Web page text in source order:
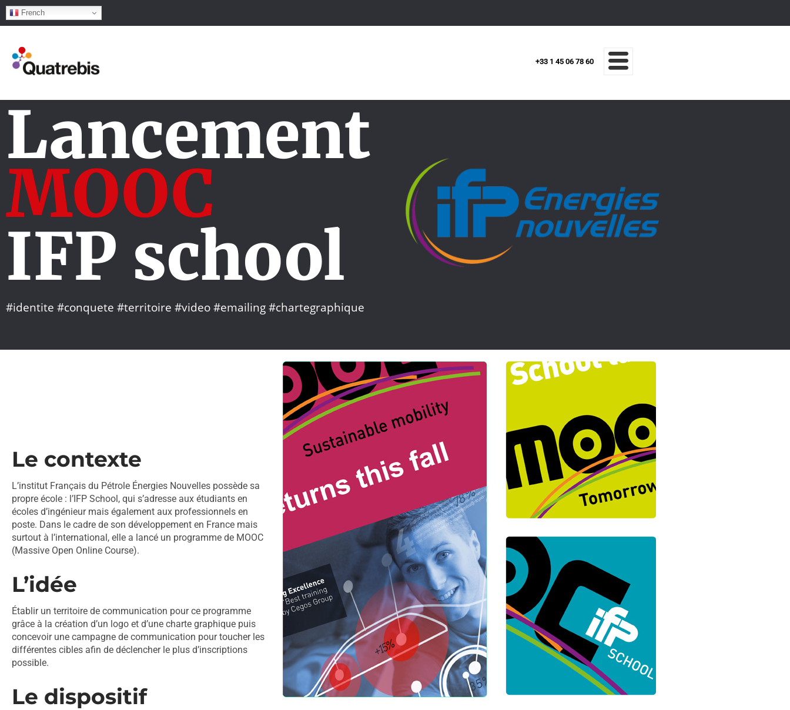
French
+33 1 45 06 78 60
Lancement
MOOC
IFP school
#identite #conquete #territoire #video #emailing #chartegraphique
Le contexte
L’institut Français du Pétrole Énergies Nouvelles possède sa
propre école : l’IFP School, qui s’adresse aux étudiants en
écoles d’ingénieur mais également aux professionnels en
poste. Dans le cadre de son développement en France mais
surtout à l’international, elle a lancé un programme de MOOC
(Massive Open Online Course).
L’idée
Établir un territoire de communication pour ce programme
grâce à la création d’un logo et d’une charte graphique puis
concevoir une campagne de communication pour toucher les
différentes cibles afin de déclencher le plus d’inscriptions
possible.
Le dispositif